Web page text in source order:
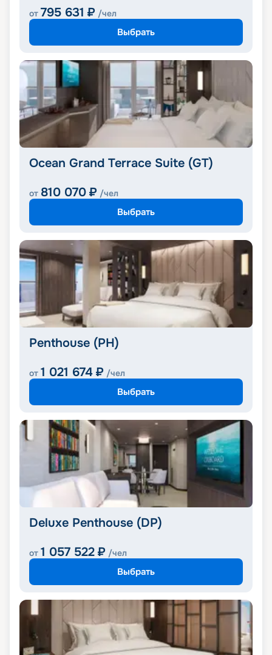
от 795 631 ₽ /чел
Выбрать
Ocean Grand Terrace Suite (GT)
от 810 070 ₽ /чел
Выбрать
Penthouse (PH)
от 1 021 674 ₽ /чел
Выбрать
Deluxe Penthouse (DP)
от 1 057 522 ₽ /чел
Выбрать